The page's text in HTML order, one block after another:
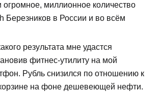
огромное, миллионное количество
Березников в России и во всём
результата мне удастся
фитнес-утилиту на мой
Рубль снизился по отношению к
на фоне дешевеющей нефти.